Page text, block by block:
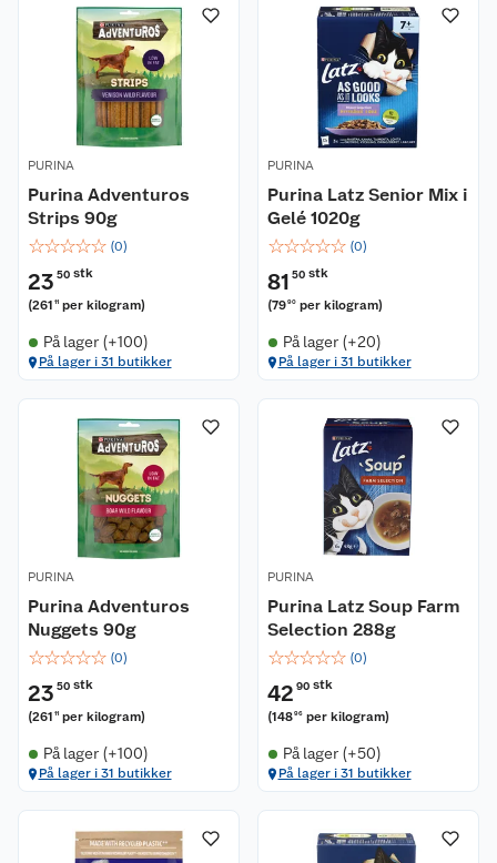
PURINA
Purina Adventuros
Strips 90g
☆☆☆☆☆ (0)
23 50 stk
(261 11 per kilogram)
På lager (+100)
På lager i 31 butikker
PURINA
Purina Latz Senior Mix i
Gelé 1020g
☆☆☆☆☆ (0)
81 50 stk
(7990 per kilogram)
På lager (+20)
På lager i 31 butikker
PURINA
Purina Adventuros
Nuggets 90g
☆☆☆☆☆ (0)
23 50 stk
(261 11 per kilogram)
På lager (+100)
På lager i 31 butikker
PURINA
Purina Latz Soup Farm
Selection 288g
☆☆☆☆☆ (0)
42 90 stk
(14896 per kilogram)
På lager (+50)
På lager i 31 butikker